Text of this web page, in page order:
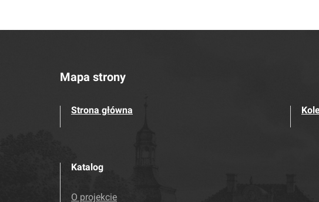
Mapa strony
Strona główna
Katalog
O projekcie